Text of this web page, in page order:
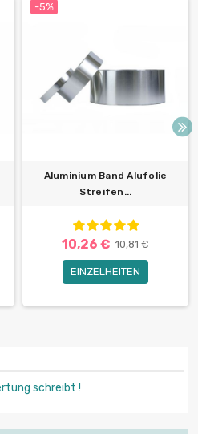
-5%
Aluminium Band Alufolie
Streifen...
10,26 € 10,81 €
EINZELHEITEN
schreibt !